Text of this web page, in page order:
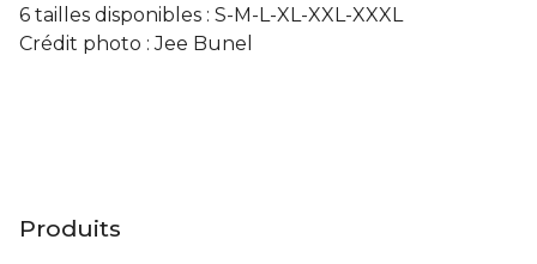
6 tailles disponibles : S-M-L-XL-XXL-XXXL
Crédit photo : Jee Bunel
Produits